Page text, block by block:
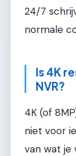
24/7
normale
Is 4K
NVR?
4K (of
niet voor
van wat je